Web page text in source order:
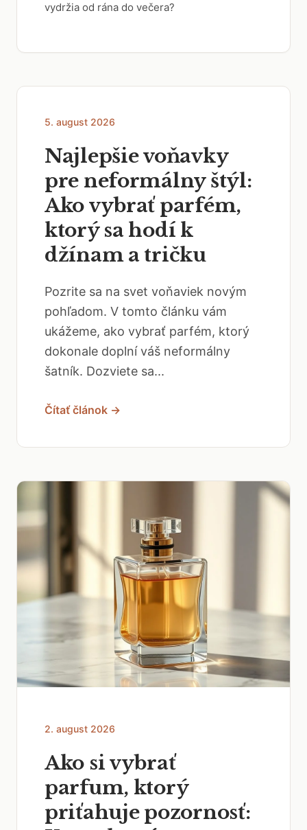
vydržia od rána do večera?
5. august 2026
Najlepšie voňavky
pre neformálny štýl:
Ako vybrať parfém,
ktorý sa hodí k
džínam a tričku
Pozrite sa na svet voňaviek novým
pohľadom. V tomto článku vám
ukážeme, ako vybrať parfém, ktorý
dokonale doplní váš neformálny
šatník. Dozviete sa...
Čítať článok →
2. august 2026
Ako si vybrať
parfum, ktorý
priťahuje pozornosť: